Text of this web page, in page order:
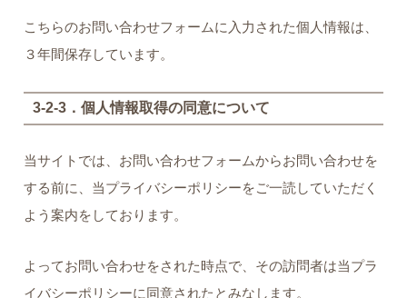
こちらのお問い合わせフォームに入力された個人情報は、
３年間保存しています。
3-2-3．個人情報取得の同意について
当サイトでは、お問い合わせフォームからお問い合わせを
する前に、当プライバシーポリシーをご一読していただく
よう案内をしております。
よってお問い合わせをされた時点で、その訪問者は当プラ
イバシーポリシーに同意されたとみなします。